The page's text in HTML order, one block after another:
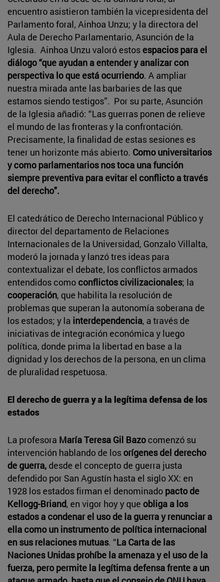
encuentro asistieron también la vicepresidenta del
Parlamento foral, Ainhoa Unzu; y la directora del
Aula de Derecho Parlamentario, Asunción de la
Iglesia. Ainhoa Unzu valoró estos espacios para el
diálogo “que ayudan a entender y analizar con
perspectiva lo que está ocurriendo. A ampliar
nuestra mirada ante las barbaries de las que
estamos siendo testigos”. Por su parte, Asunción
de la Iglesia añadió: “Las guerras ponen de relieve
el mundo de las fronteras y la confrontación.
Precisamente, la finalidad de estas sesiones es
tener un horizonte más abierto. Como universitarios
y como parlamentarios nos toca una función
siempre preventiva para evitar el conflicto a través
del derecho".
El catedrático de Derecho Internacional Público y
director del departamento de Relaciones
Internacionales de la Universidad, Gonzalo Villalta,
moderó la jornada y lanzó tres ideas para
contextualizar el debate, los conflictos armados
entendidos como conflictos civilizacionales; la
cooperación, que habilita la resolución de
problemas que superan la autonomía soberana de
los estados; y la interdependencia, a través de
iniciativas de integración económica y luego
política, donde prima la libertad en base a la
dignidad y los derechos de la persona, en un clima
de pluralidad respetuosa.
El derecho de guerra y a la legítima defensa de los
estados
La profesora María Teresa Gil Bazo comenzó su
intervención hablando de los orígenes del derecho
de guerra, desde el concepto de guerra justa
defendido por San Agustín hasta el siglo XX: en
1928 los estados firman el denominado pacto de
Kellogg-Briand, en vigor hoy y que obliga a los
estados a condenar el uso de la guerra y renunciar a
ella como un instrumento de política internacional
en sus relaciones mutuas. “La Carta de las
Naciones Unidas prohíbe la amenaza y el uso de la
fuerza, pero permite la legítima defensa frente a un